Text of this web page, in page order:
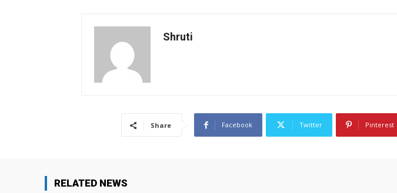
Shruti
Share Facebook Twitter Pinterest
RELATED NEWS